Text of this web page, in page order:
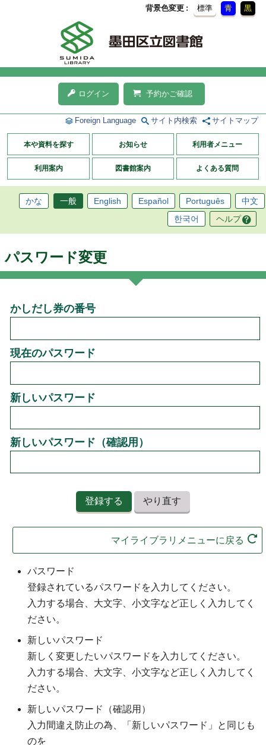
背景色変更 標準 青 黒
ログイン 予約かご確認
Foreign Language サイト内検索 サイトマップ
本や資料を探す お知らせ 利用者メニュー
利用案内 図書館案内 よくある質問
かな 一般 English Español Português
中文
한국어
ヘルプ
パスワード変更
かしだし券の番号
現在のパスワード
新しいパスワード
新しいパスワード（確認用）
マイライブラリメニューに戻る
パスワード
登録されているパスワードを入力してください。
入力する場合、大文字、小文字など正しく入力してく
ださい。
新しいパスワード
新しく変更したいパスワードを入力してください。
入力する場合、大文字、小文字など正しく入力してく
ださい。
新しいパスワード（確認用）
入力間違え防止の為、「新しいパスワード」と同じも
のを